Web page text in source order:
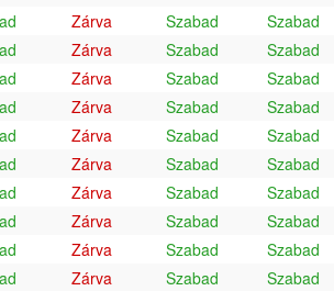
Zárva Szabad
Szabad
Zárva Szabad
Szabad
Zárva Szabad
Szabad
Zárva Szabad
Szabad
Zárva Szabad
Szabad
Zárva Szabad
Szabad
Zárva Szabad
Szabad
Zárva Szabad
Szabad
Zárva Szabad
Szabad
Zárva Szabad
Szabad